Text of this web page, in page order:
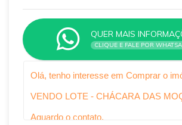
QUER MAIS
CLIQUE E FALE POR